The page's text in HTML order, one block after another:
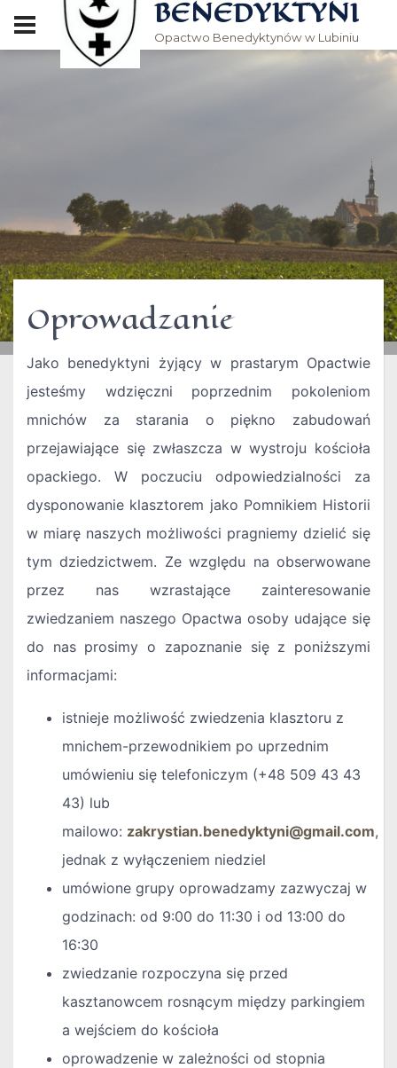
BENEDYKTYNI
Opactwo Benedyktynów w Lubiniu
Oprowadzanie
Jako benedyktyni żyjący w prastarym Opactwie
jesteśmy wdzięczni poprzednim pokoleniom
mnichów za starania o piękno zabudowań
przejawiające się zwłaszcza w wystroju kościoła
opackiego. W poczuciu odpowiedzialności za
dysponowanie klasztorem jako Pomnikiem Historii
w miarę naszych możliwości pragniemy dzielić się
tym dziedzictwem. Ze względu na obserwowane
przez nas wzrastające zainteresowanie
zwiedzaniem naszego Opactwa osoby udające się
do nas prosimy o zapoznanie się z poniższymi
informacjami:
istnieje możliwość zwiedzenia klasztoru z
mnichem-przewodnikiem po uprzednim
umówieniu się telefoniczym (+48 509 43 43
43) lub
mailowo: zakrystian.benedyktyni@gmail.com,
jednak z wyłączeniem niedziel
umówione grupy oprowadzamy zazwyczaj w
godzinach: od 9:00 do 11:30 i od 13:00 do
16:30
zwiedzanie rozpoczyna się przed
kasztanowcem rosnącym między parkingiem
a wejściem do kościoła
oprowadzenie w zależności od stopnia